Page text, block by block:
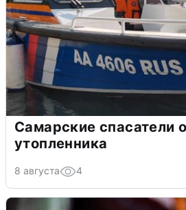
Самарские спасатели
утопленника
8 августа 4